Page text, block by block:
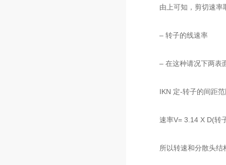
由上可知，剪切速率
– 转子的线速率
– 在这种请况下两表
IKN 定-转子的间距范
速率V= 3.14 X D(转
所以转速和分散头结构